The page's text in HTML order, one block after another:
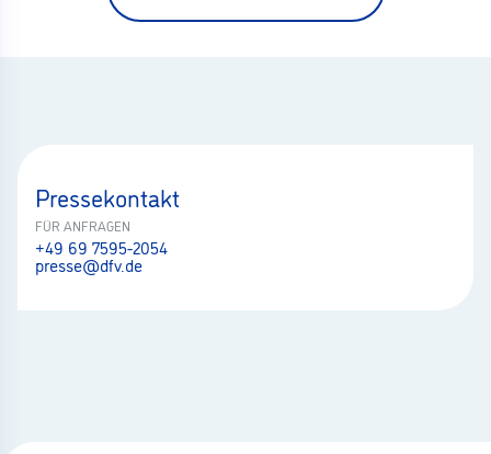
Pressekontakt
FÜR ANFRAGEN
+49 69 7595-2054
presse@dfv.de